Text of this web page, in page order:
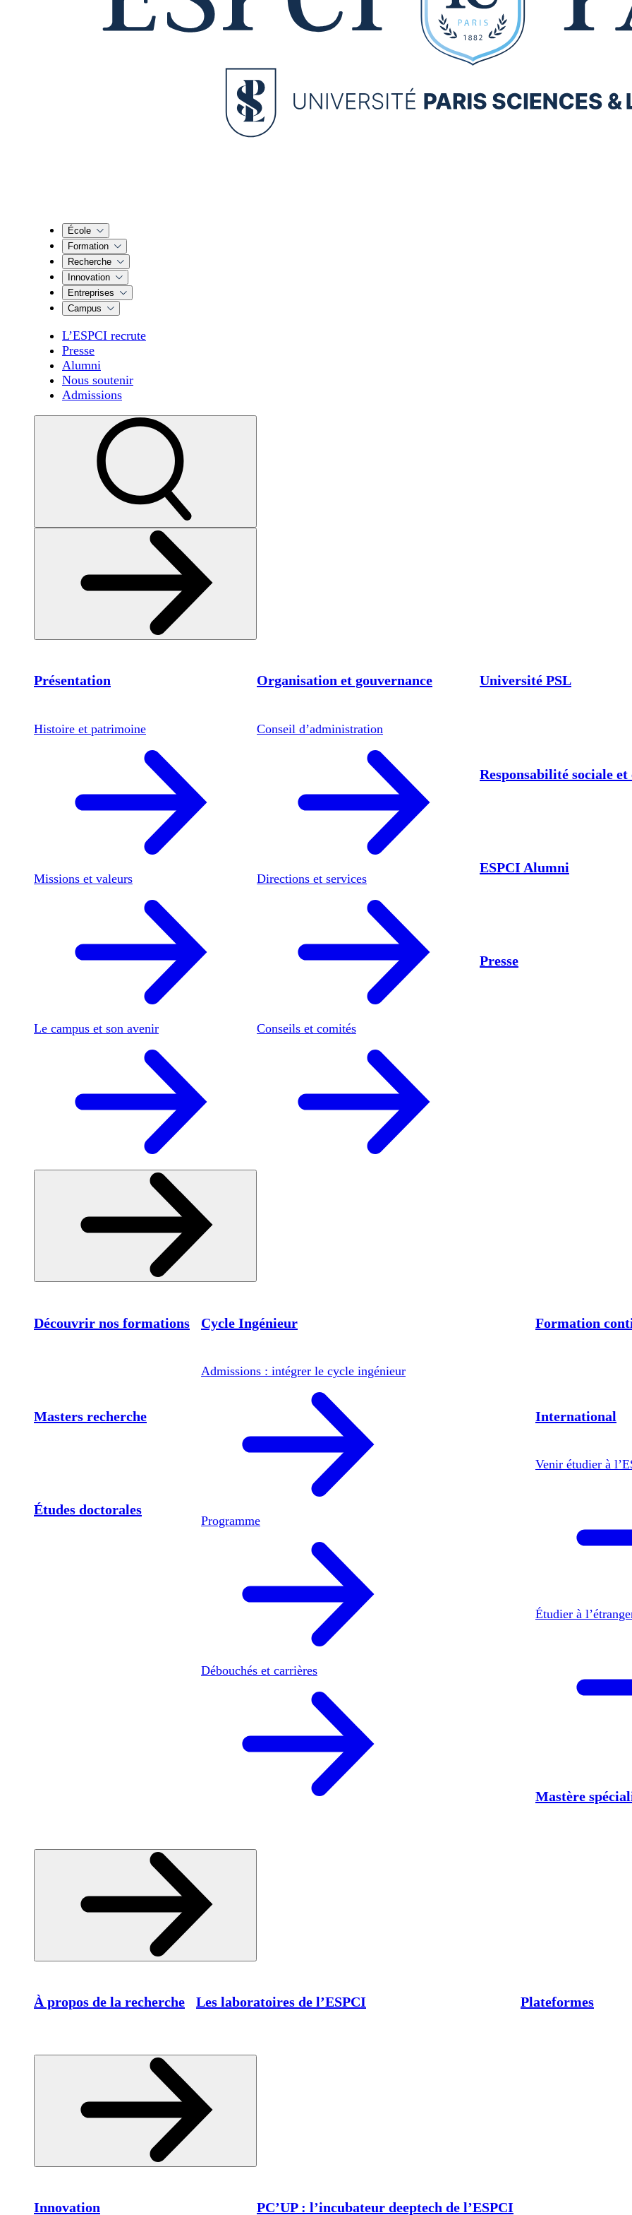
École
Formation
Recherche
Innovation
Entreprises
Campus
L’ESPCI recrute
Presse
Alumni
Nous soutenir
Admissions
Présentation
Histoire et patrimoine
Missions et valeurs
Le campus et son avenir
Organisation et gouvernance
Conseil d’administration
Directions et services
Conseils et comités
Université PSL
Responsabilité sociale
ESPCI Alumni
Presse
Découvrir nos formations Cycle Ingénieur
Admissions : intégrer le cycle ingénieur
Programme
Débouchés et carrières
Formation
International
Venir étudier à
Étudier à
Masters recherche
Études doctorales
Mastère
À propos de la recherche Les laboratoires de l’ESPCI Plateformes
Innovation PC’UP : l’incubateur deeptech de l’ESPCI